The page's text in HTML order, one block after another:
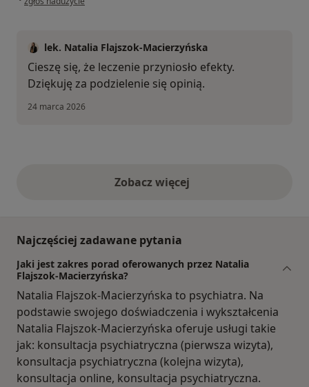
lek. Natalia Flajszok-Macierzyńska
Cieszę się, że leczenie przyniosło efekty.
Dziękuję za podzielenie się opinią.
24 marca 2026
Zobacz więcejopinie powyżej
Najczęściej zadawane pytania
Jaki jest zakres porad oferowanych przez Natalia
Flajszok-Macierzyńska?
Natalia Flajszok-Macierzyńska to psychiatra. Na
podstawie swojego doświadczenia i wykształcenia
Natalia Flajszok-Macierzyńska oferuje usługi takie
jak: konsultacja psychiatryczna (pierwsza wizyta),
konsultacja psychiatryczna (kolejna wizyta),
konsultacja online, konsultacja psychiatryczna.